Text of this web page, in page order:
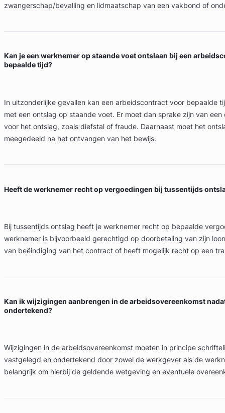
zwangerschap/bevalling en lidmaatschap van een vakbond of
Kan je een werknemer op staande voet ontslaan bij een
bepaalde tijd?
In uitzonderlijke gevallen kan een arbeidscontract voor bepaalde
met een ontslag op staande voet. Er moet dan sprake zijn van
voor het ontslag, zoals diefstal of fraude. Daarnaast moet het
meegedeeld na het ontvangen van het bewijs.
Heeft de werknemer recht op vergoedingen bij tussentijds
Bij tussentijds ontslag heeft je werknemer recht op bepaalde
werknemer is bijvoorbeeld gerechtigd op doorbetaling van zijn
van beëindiging van het contract of heeft mogelijk recht op een
Kan ik wijzigingen aanbrengen in de arbeidsovereenkomst
ondertekend?
Wijzigingen in de arbeidsovereenkomst moeten in principe
vastgelegd en ondertekend door zowel de werkgever als de
belangrijk om hierbij de geldende wetgeving en eventuele